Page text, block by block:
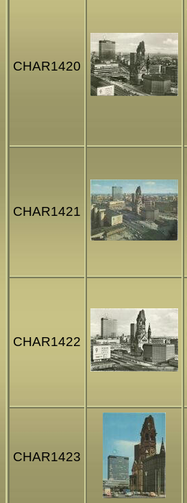
CHAR1420
CHAR1421
CHAR1422
CHAR1423